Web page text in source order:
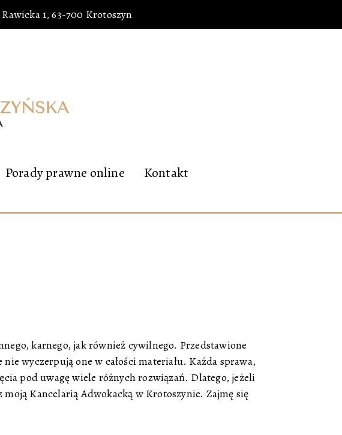
1, 63-700 Krotoszyn
Porady prawne online Kontakt
karnego, jak również cywilnego. Przedstawione
wyczerpują one w całości materiału. Każda sprawa,
pod uwagę wiele różnych rozwiązań. Dlatego, jeżeli
Kancelarią Adwokacką w Krotoszynie. Zajmę się